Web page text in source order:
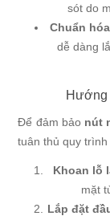
sót do
Chuẩn
dễ dàng
Hướng
Để đảm bảo nút
tuân thủ quy trình
Khoan lỗ
mặt
Lắp đặt